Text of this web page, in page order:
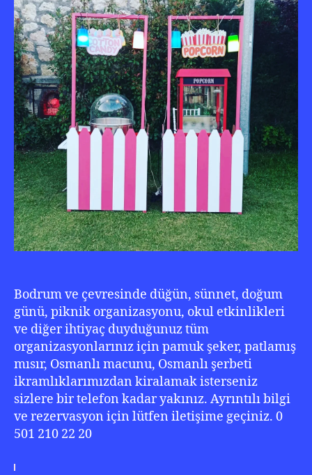
Bodrum ve çevresinde düğün, sünnet, doğum
günü, piknik organizasyonu, okul etkinlikleri
ve diğer ihtiyaç duyduğunuz tüm
organizasyonlarınız için pamuk şeker, patlamış
mısır, Osmanlı macunu, Osmanlı şerbeti
ikramlıklarımızdan kiralamak isterseniz
sizlere bir telefon kadar yakınız. Ayrıntılı bilgi
ve rezervasyon için lütfen iletişime geçiniz. 0
501 210 22 20